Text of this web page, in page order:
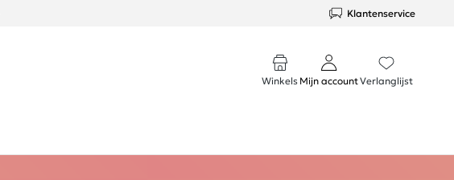
Klantenservice
Winkels Mijn accountVerlanglijst